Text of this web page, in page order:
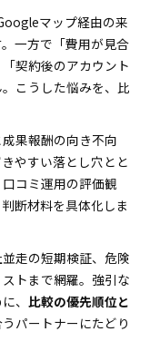
マップ経由の来
一方で「費用が見合
契約後のアカウント
こうした悩みを、比
果報酬の向き不向
やすい落とし穴とと
コミ運用の評価観
断材料を具体化しま
走の短期検証、危険
トまで網羅。強引な
、 比較の優先順位と
パートナーにたどり